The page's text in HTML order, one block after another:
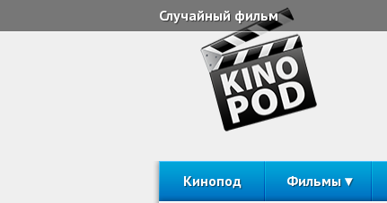
Случайный фильм
Кинопод Фильмы